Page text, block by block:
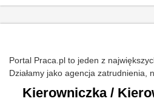
Portal Praca.pl to jeden z
Działamy jako agencja zatrudnienia,
Kierowniczka /